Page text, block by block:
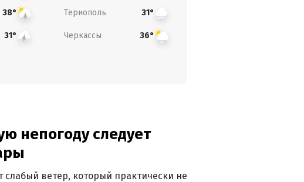
38° Тернополь 31°
31° Черкассы 36°
непогоду следует
ветер, который практически не